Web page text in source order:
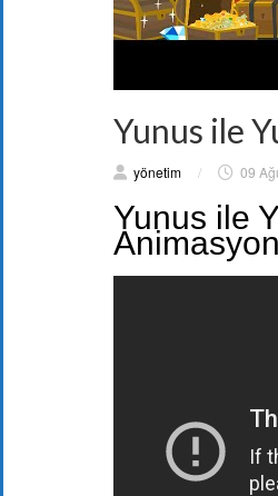
Yunus ile
yönetim / 09
Yunus ile
Animasyon